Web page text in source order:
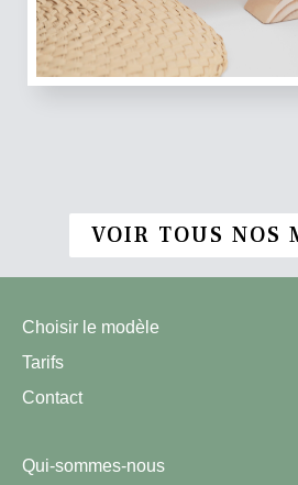
VOIR TOUS NOS
Choisir le modèle
Tarifs
Contact
Qui-sommes-nous